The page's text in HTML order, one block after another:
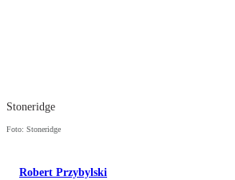
Stoneridge
Foto: Stoneridge
Robert Przybylski